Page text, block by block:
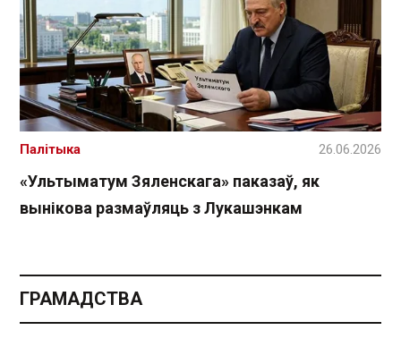
«Ультыматум Зяленскага» паказаў, як
вынікова размаўляць з Лукашэнкам
Палітыка 26.06.2026
ГРАМАДСТВА